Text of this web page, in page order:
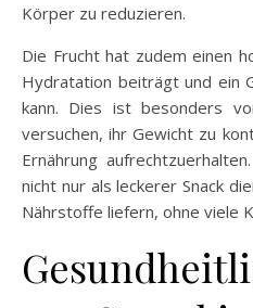
Körper zu reduzieren.
Die Frucht hat zudem einen
Hydratation beiträgt und ein
kann. Dies ist besonders
versuchen, ihr Gewicht zu
Ernährung
nicht nur als leckerer Snack
Nährstoffe liefern, ohne viele